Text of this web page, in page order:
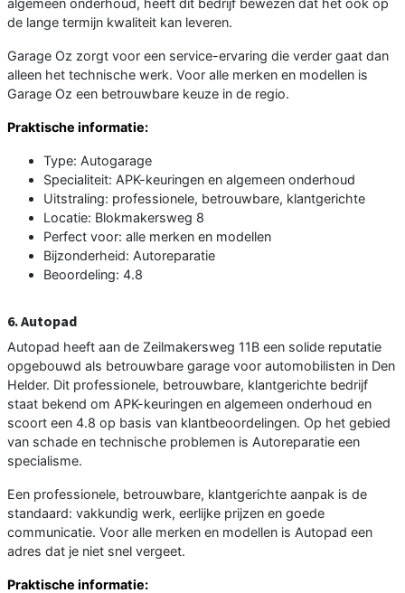
de lange termijn kwaliteit kan leveren.
Garage Oz zorgt voor een service-ervaring die verder gaat dan
alleen het technische werk. Voor alle merken en modellen is
Garage Oz een betrouwbare keuze in de regio.
Praktische informatie:
Type: Autogarage
Specialiteit: APK-keuringen en algemeen onderhoud
Uitstraling: professionele, betrouwbare, klantgerichte
Locatie: Blokmakersweg 8
Perfect voor: alle merken en modellen
Bijzonderheid: Autoreparatie
Beoordeling: 4.8
6. Autopad
Autopad heeft aan de Zeilmakersweg 11B een solide reputatie
opgebouwd als betrouwbare garage voor automobilisten in Den
Helder. Dit professionele, betrouwbare, klantgerichte bedrijf
staat bekend om APK-keuringen en algemeen onderhoud en
scoort een 4.8 op basis van klantbeoordelingen. Op het gebied
van schade en technische problemen is Autoreparatie een
specialisme.
Een professionele, betrouwbare, klantgerichte aanpak is de
standaard: vakkundig werk, eerlijke prijzen en goede
communicatie. Voor alle merken en modellen is Autopad een
adres dat je niet snel vergeet.
Praktische informatie: